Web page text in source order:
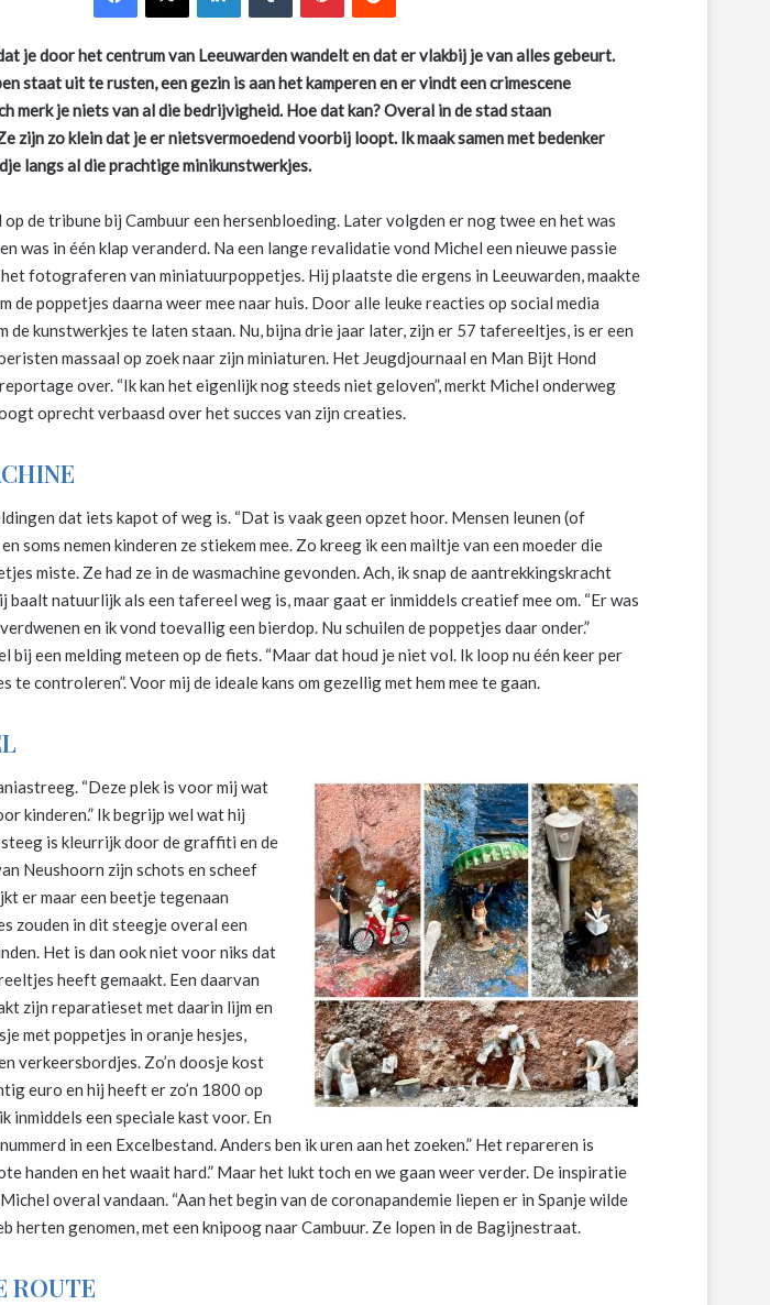
je door het centrum van Leeuwarden wandelt en dat er vlakbij je van alles gebeurt.
staat uit te rusten, een gezin is aan het kamperen en er vindt een crimescene
merk je niets van al die bedrijvigheid. Hoe dat kan? Overal in de stad staan
zijn zo klein dat je er nietsvermoedend voorbij loopt. Ik maak samen met bedenker
langs al die prachtige minikunstwerkjes.
de tribune bij Cambuur een hersenbloeding. Later volgden er nog twee en het was
was in één klap veranderd. Na een lange revalidatie vond Michel een nieuwe passie
fotograferen van miniatuurpoppetjes. Hij plaatste die ergens in Leeuwarden, maakte
de poppetjes daarna weer mee naar huis. Door alle leuke reacties op social media
de kunstwerkjes te laten staan. Nu, bijna drie jaar later, zijn er 57 tafereeltjes, is er een
massaal op zoek naar zijn miniaturen. Het Jeugdjournaal en Man Bijt Hond
over. “Ik kan het eigenlijk nog steeds niet geloven”, merkt Michel onderweg
oprecht verbaasd over het succes van zijn creaties.
dat iets kapot of weg is. “Dat is vaak geen opzet hoor. Mensen leunen (of
soms nemen kinderen ze stiekem mee. Zo kreeg ik een mailtje van een moeder die
miste. Ze had ze in de wasmachine gevonden. Ach, ik snap de aantrekkingskracht
baalt natuurlijk als een tafereel weg is, maar gaat er inmiddels creatief mee om. “Er was
en ik vond toevallig een bierdop. Nu schuilen de poppetjes daar onder.”
bij een melding meteen op de fiets. “Maar dat houd je niet vol. Ik loop nu één keer per
te controleren”. Voor mij de ideale kans om gezellig met hem mee te gaan.
“Deze plek is voor mij wat
kinderen.” Ik begrijp wel wat hij
is kleurrijk door de graffiti en de
Neushoorn zijn schots en scheef
er maar een beetje tegenaan
zouden in dit steegje overal een
Het is dan ook niet voor niks dat
heeft gemaakt. Een daarvan
zijn reparatieset met daarin lijm en
met poppetjes in oranje hesjes,
verkeersbordjes. Zo’n doosje kost
euro en hij heeft er zo’n 1800 op
inmiddels een speciale kast voor. En
in een Excelbestand. Anders ben ik uren aan het zoeken.” Het repareren is
handen en het waait hard.” Maar het lukt toch en we gaan weer verder. De inspiratie
overal vandaan. “Aan het begin van de coronapandemie liepen er in Spanje wilde
herten genomen, met een knipoog naar Cambuur. Ze lopen in de Bagijnestraat.
ROUTE